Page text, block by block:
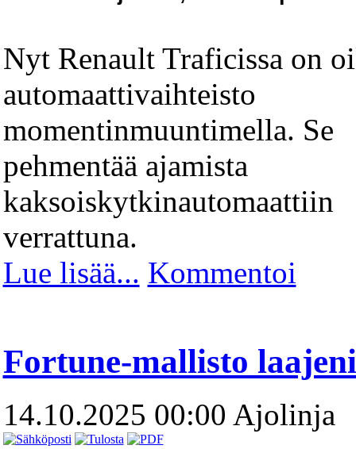
Nyt Renault Traficissa on
automaattivaihteisto
momentinmuuntimella. Se
pehmentää ajamista
kaksoiskytkinautomaattiin
verrattuna.
Lue lisää... Kommentoi
Fortune-mallisto laajeni
14.10.2025 00:00 Ajolinja